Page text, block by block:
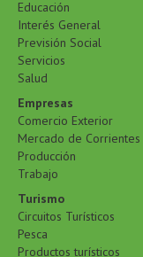
Educación
Interés General
Previsión Social
Servicios
Salud
Empresas
Comercio Exterior
Mercado de Corrientes
Producción
Trabajo
Turismo
Circuitos Turísticos
Pesca
Productos turísticos